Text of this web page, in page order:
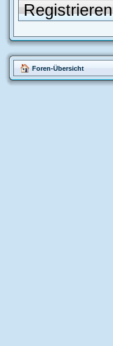
Registrieren
Foren-Übersicht